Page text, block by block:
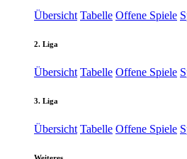
Übersicht Tabelle Offene Spiele
2. Liga
Übersicht Tabelle Offene Spiele
3. Liga
Übersicht Tabelle Offene Spiele
Weiteres